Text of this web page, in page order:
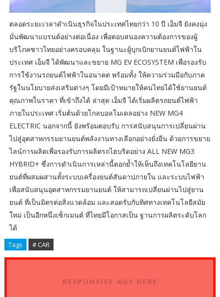
ตลอดระยะเวลาดำเนินธุรกิจในประเทศไทยกว่า 10 ปี เอ็มจี ยังคงมุ่ง
มั่นพัฒนาแบรนด์อย่างต่อเนื่อง เพื่อตอบสนองความต้องการของผู้
บริโภคชาวไทยอย่างครอบคลุม ในฐานะผู้บุกเบิกยานยนต์ไฟฟ้าใน
ประเทศ เอ็มจี ได้พัฒนาและขยาย MG EV ECOSYSTEM เพื่อรองรับ
การใช้งานรถยนต์ไฟฟ้าในอนาคต พร้อมทั้ง ให้ความร่วมมือกับภาค
รัฐในนโยบายส่งเสริมต่างๆ โดยมีเป้าหมายให้คนไทยได้ใช้ยานยนต์
คุณภาพในราคา ที่เข้าถึงได้ ล่าสุด เอ็มจี ได้เริ่มผลิตรถยนต์ไฟฟ้า
ภายในประเทศ เริ่มต้นด้วยโกลบอลโมเดลอย่าง NEW MG4
ELECTRIC นอกจากนี้ ยังพร้อมตอบรับ การสนับสนุนการเปลี่ยนผ่าน
ไปสู่อุตสาหกรรมยานยนต์พลังงานทางเลือกอย่างยั่งยืน ด้วยการขยาย
ไลน์การผลิตเพื่อรองรับการผลิตรถไฮบริดอย่าง ALL NEW MG3
HYBRID+ ซึ่งการดำเนินการเหล่านี้ตอกย้ำให้เห็นถึงเทคโนโลยียาน
ยนต์ที่ผสมผสานทั้งระบบเครื่องยนต์สันดาปภายใน และระบบไฟฟ้า
เพื่อสนับสนุนอุตสาหกรรมยานยนต์ ให้สามารถเปลี่ยนผ่านไปสู่ยาน
ยนต์ ที่เป็นมิตรต่อสิ่งแวดล้อม และสอดรับกับทิศทางเทคโนโลยีสมัย
ใหม่ เป็นอีกหนึ่งเซ็กเมนต์ ที่ไทยมีโอกาสเป็น ฐานการผลิตระดับโลก
ได้
Tags # CAR
RESPONSIVE ADS HERE